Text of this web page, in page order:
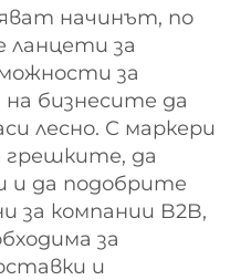
начинът, по
ланцети за
за
бизнесите да
лесно. С маркери
грешките, да
и да подобрите
за компании B2B,
за
и